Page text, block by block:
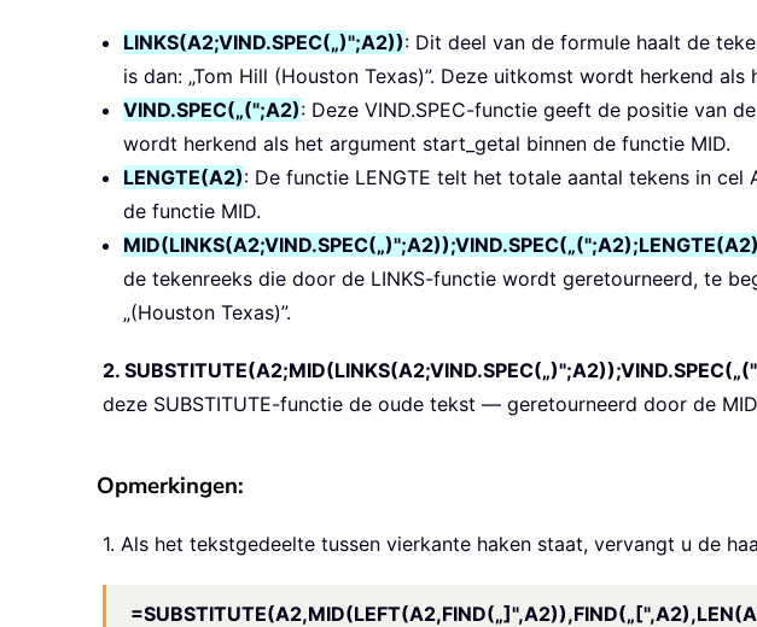
LINKS(A2;VIND.SPEC(„)";A2)): Dit deel van de formule haalt de
is dan: „Tom Hill (Houston Texas)”. Deze uitkomst wordt herkend
VIND.SPEC(„(";A2): Deze VIND.SPEC-functie geeft de positie van
wordt herkend als het argument start_getal binnen de functie MID.
LENGTE(A2): De functie LENGTE telt het totale aantal tekens in
de functie MID.
de tekenreeks die door de LINKS-functie wordt geretourneerd, te
„(Houston Texas)”.
2.
deze SUBSTITUTE-functie de oude tekst — geretourneerd door de
Opmerkingen:
1. Als het tekstgedeelte tussen vierkante haken staat, vervangt u de